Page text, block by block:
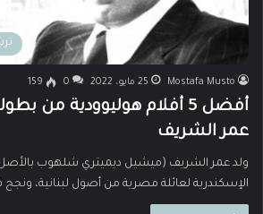
Mostafa Musto 25 مايو، 2022 0
159
أفضل 5 أفلام هوليوودية من
عمر الشريف
الإسكندرية لعائلة مصرية من أصول لبنانية، ونجح